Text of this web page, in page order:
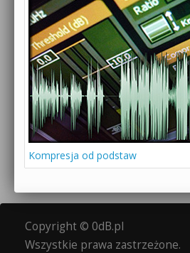
Kompresja od podstaw
Copyright © 0dB.pl
Wszystkie prawa zastrzeżone.